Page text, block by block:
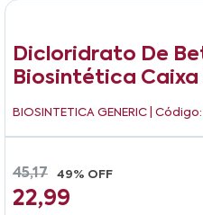
Dicloridrato De
Biosintética
BIOSINTETICA GENERIC | Código:
45,17 49% OFF
22,99